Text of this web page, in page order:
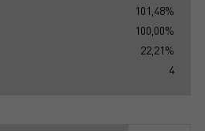
101,48%
100,00%
22,21%
4